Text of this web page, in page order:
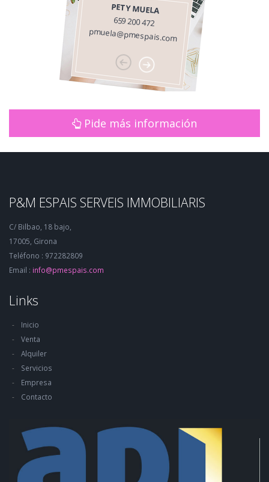
PETY MUELA
659 200 472
pmuela@pmespais.com
Pide más información
P&M ESPAIS SERVEIS IMMOBILIARIS
C/ Bilbao, 18 bajo,
17005, Girona
Teléfono : 972282809
Email : info@pmespais.com
Links
Inicio
Venta
Alquiler
Servicios
Empresa
Contacto